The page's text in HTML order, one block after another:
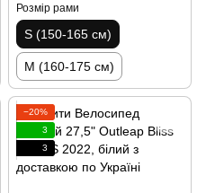
Розмір рами
S (150-165 см)
M (160-175 см)
−20%
3
3